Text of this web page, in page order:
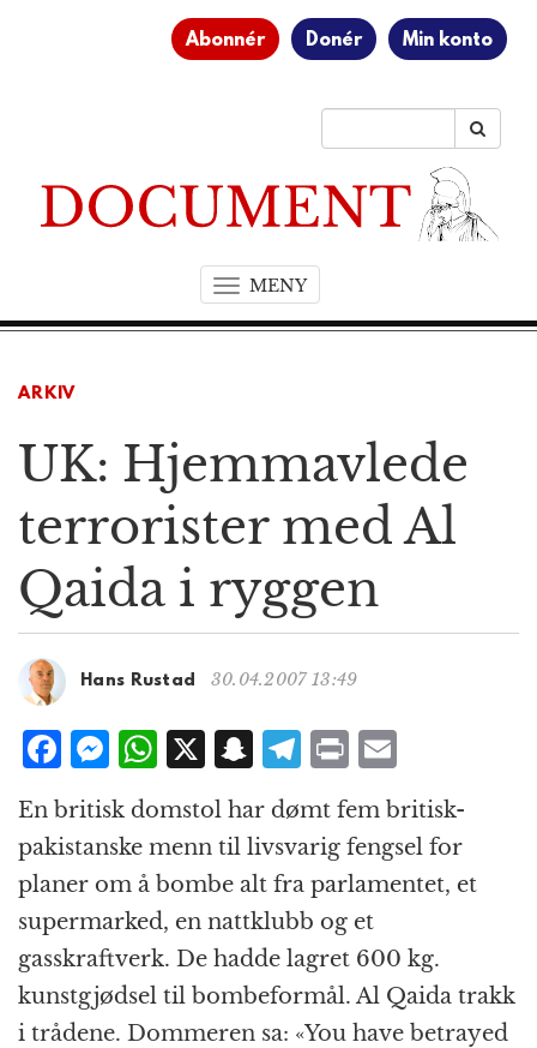
Abonnér Donér Min konto
MENYT
o
a
i
a
t
i
n
ARKIV
UK: Hjemmavlede
terrorister med Al
Qaida i ryggen
Hans Rustad 30.04.2007 13:49
F
a
c
e
b
o
o
k
M
e
ss
e
n
g
e
r
W
at
s
A
p
p
X S
n
a
p
c
h
at
T
e
g
r
a
m
P
n
t
m
ai
l
En britisk domstol har dømt fem britisk-
pakistanske menn til livsvarig fengsel for
planer om å bombe alt fra parlamentet, et
supermarked, en nattklubb og et
gasskraftverk. De hadde lagret 600 kg.
kunstgjødsel til bombeformål. Al Qaida trakk
i trådene. Dommeren sa: «You have betrayed